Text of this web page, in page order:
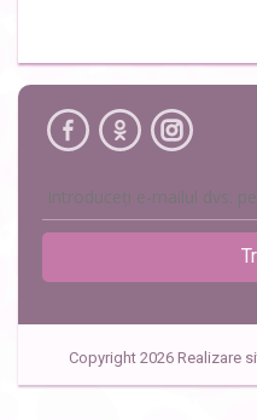
Copyright 2026 Realizare